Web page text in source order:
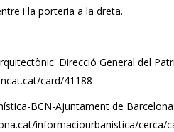
i la porteria a la dreta.
Direcció General del
card/41188
BCN-Ajuntament de Barcelona:
informaciourbanistica/cerca/